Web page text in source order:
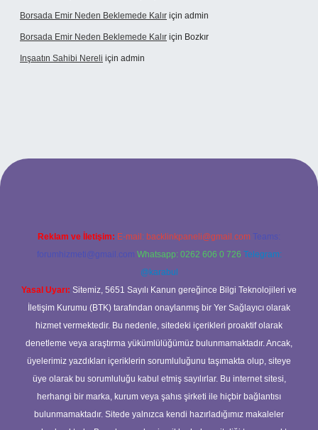
Borsada Emir Neden Beklemede Kalır için admin
Borsada Emir Neden Beklemede Kalır için Bozkır
Inşaatın Sahibi Nereli için admin
Reklam ve İletişim: E-mail: backlinkpaneli@gmail.com Teams:
forumhizmeti@gmail.com Whatsapp: 0262 606 0 726 Telegram:
@karabul
Yasal Uyarı: Sitemiz, 5651 Sayılı Kanun gereğince Bilgi Teknolojileri ve
İletişim Kurumu (BTK) tarafından onaylanmış bir Yer Sağlayıcı olarak
hizmet vermektedir. Bu nedenle, sitedeki içerikleri proaktif olarak
denetleme veya araştırma yükümlülüğümüz bulunmamaktadır. Ancak,
üyelerimiz yazdıkları içeriklerin sorumluluğunu taşımakta olup, siteye
üye olarak bu sorumluluğu kabul etmiş sayılırlar. Bu internet sitesi,
herhangi bir marka, kurum veya şahıs şirketi ile hiçbir bağlantısı
bulunmamaktadır. Sitede yalnızca kendi hazırladığımız makaleler